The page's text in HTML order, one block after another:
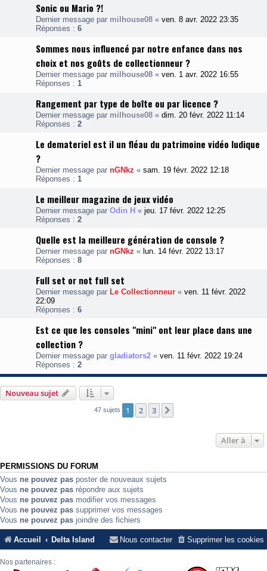
Sonic ou Mario ?!
Dernier message par milhouse08 « ven. 8 avr. 2022 23:35
Réponses : 6
Sommes nous influencé par notre enfance dans nos
choix et nos goûts de collectionneur ?
Dernier message par milhouse08 « ven. 1 avr. 2022 16:55
Réponses : 1
Rangement par type de boîte ou par licence ?
Dernier message par milhouse08 « dim. 20 févr. 2022 11:14
Réponses : 2
Le demateriel est il un fléau du patrimoine vidéo ludique
?
Dernier message par nGNkz « sam. 19 févr. 2022 12:18
Réponses : 1
Le meilleur magazine de jeux vidéo
Dernier message par Odin H « jeu. 17 févr. 2022 12:25
Réponses : 2
Quelle est la meilleure génération de console ?
Dernier message par nGNkz « lun. 14 févr. 2022 13:17
Réponses : 8
Full set or not full set
Dernier message par Le Collectionneur « ven. 11 févr. 2022
22:09
Réponses : 6
Est ce que les consoles "mini" ont leur place dans une
collection ?
Dernier message par gladiators2 « ven. 11 févr. 2022 19:24
Réponses : 2
Nouveau sujet
47 sujets 1 2 3
Aller à
PERMISSIONS DU FORUM
Vous ne pouvez pas poster de nouveaux sujets
Vous ne pouvez pas répondre aux sujets
Vous ne pouvez pas modifier vos messages
Vous ne pouvez pas supprimer vos messages
Vous ne pouvez pas joindre des fichiers
Accueil Delta Island Supprimer les cookies
Nous contacter
Nos partenaires :